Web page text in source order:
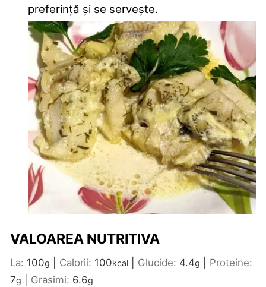
preferință și se servește.
VALOAREA NUTRITIVA
La: 100g Calorii: 100kcal Glucide: 4.4g
Proteine:
7g Grasimi: 6.6g